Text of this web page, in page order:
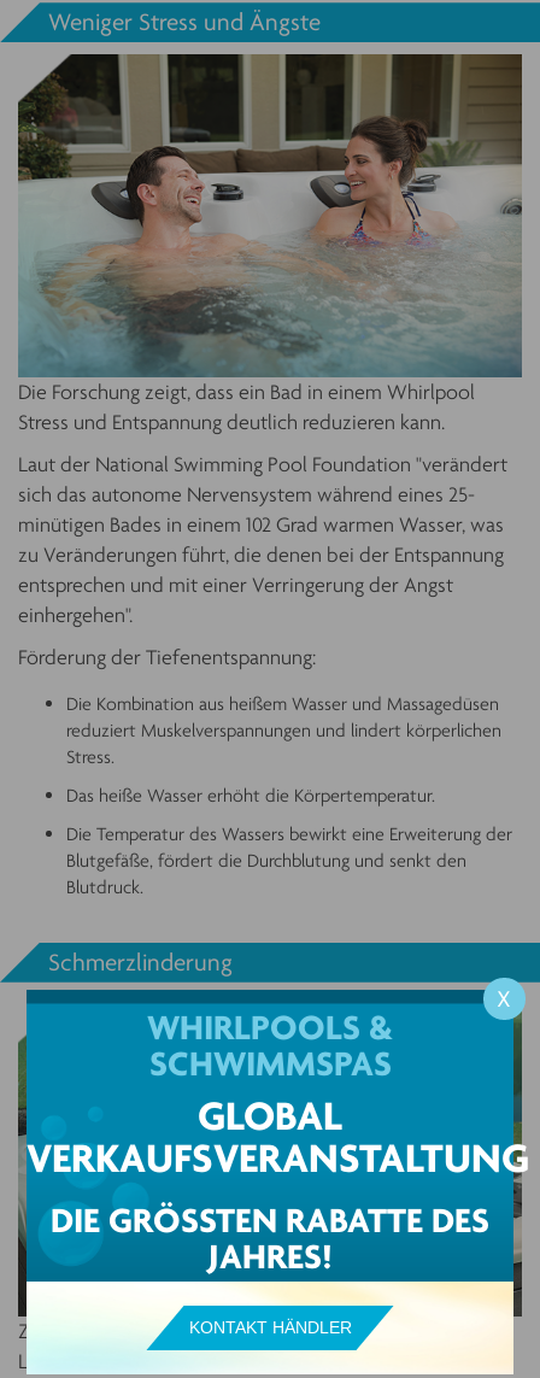
X
WHIRLPOOLS &
SCHWIMMSPAS
GLOBAL
VERKAUFSVERANSTALTUNG
DIE GRÖSSTEN RABATTE DES J
AHRES!
KONTAKT HÄNDLER
Weniger Stress und Ängste
Die Forschung zeigt, dass ein Bad in einem Whirlpool
Stress und Entspannung deutlich reduzieren kann.
Laut der National Swimming Pool Foundation "verändert
sich das autonome Nervensystem während eines 25-
minütigen Bades in einem 102 Grad warmen Wasser, was
zu Veränderungen führt, die denen bei der Entspannung
entsprechen und mit einer Verringerung der Angst
einhergehen".
Förderung der Tiefenentspannung:
Die Kombination aus heißem Wasser und Massagedüsen
reduziert Muskelverspannungen und lindert körperlichen
Stress.
Das heiße Wasser erhöht die Körpertemperatur.
Die Temperatur des Wassers bewirkt eine Erweiterung der
Blutgefäße, fördert die Durchblutung und senkt den
Blutdruck.
Schmerzlinderung
Zu den Vorteilen eines Whirlpool-Bades gehört die
Linderung chronischer Schmerzen, die ein wachsendes